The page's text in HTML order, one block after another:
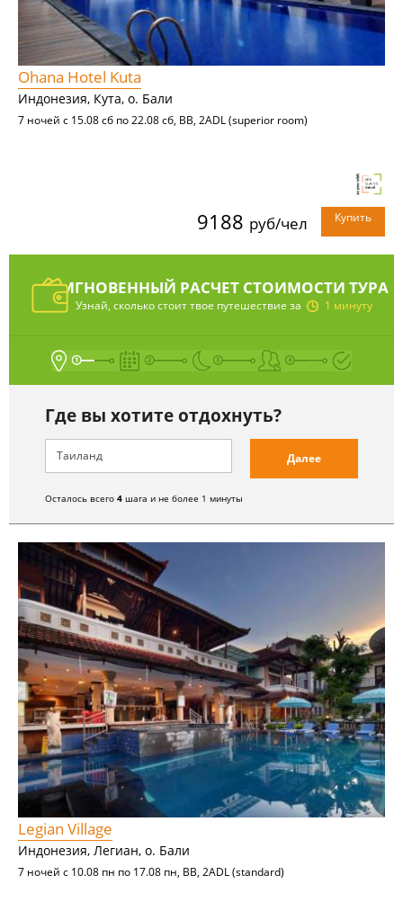
Ohana Hotel Kuta
Индонезия, Кута, о. Бали
7 ночей с 15.08 сб по 22.08 сб, BB, 2ADL (superior room)
9188 руб/чел Купить
МГНОВЕННЫЙ РАСЧЕТ СТОИМОСТИ ТУРА
Узнай, сколько стоит твое путешествие за 1 минуту
Где вы хотите отдохнуть?
Далее
Осталось всего 4 шага и не более 1 минуты
Legian Village
Индонезия, Легиан, о. Бали
7 ночей с 10.08 пн по 17.08 пн, BB, 2ADL (standard)